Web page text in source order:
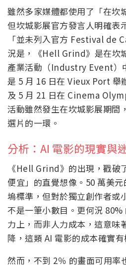
雖然多家媒體都使用了「在坎
但坎城影展官方發言人明確表
「並未列入官方 Festival de
況是，《Hell Grind》是在坎
產業活動（Industry Event）
是 5 月 16 日在 Vieux Port 舉
及 5 月 21 日在 Cinema
活動雖然發生在坎城影展期間
選片的一環。
分析：AI 電影的現實與
《Hell Grind》的出現，戳破
便宜」的直覺想像。50 萬美
塢標準，但對於獨立創作者或
不是一筆小數目。更何況
力上，而非人力成本，這意味
降，這類 AI 電影的成本確實有
然而，不到 2％ 的畫面可用率